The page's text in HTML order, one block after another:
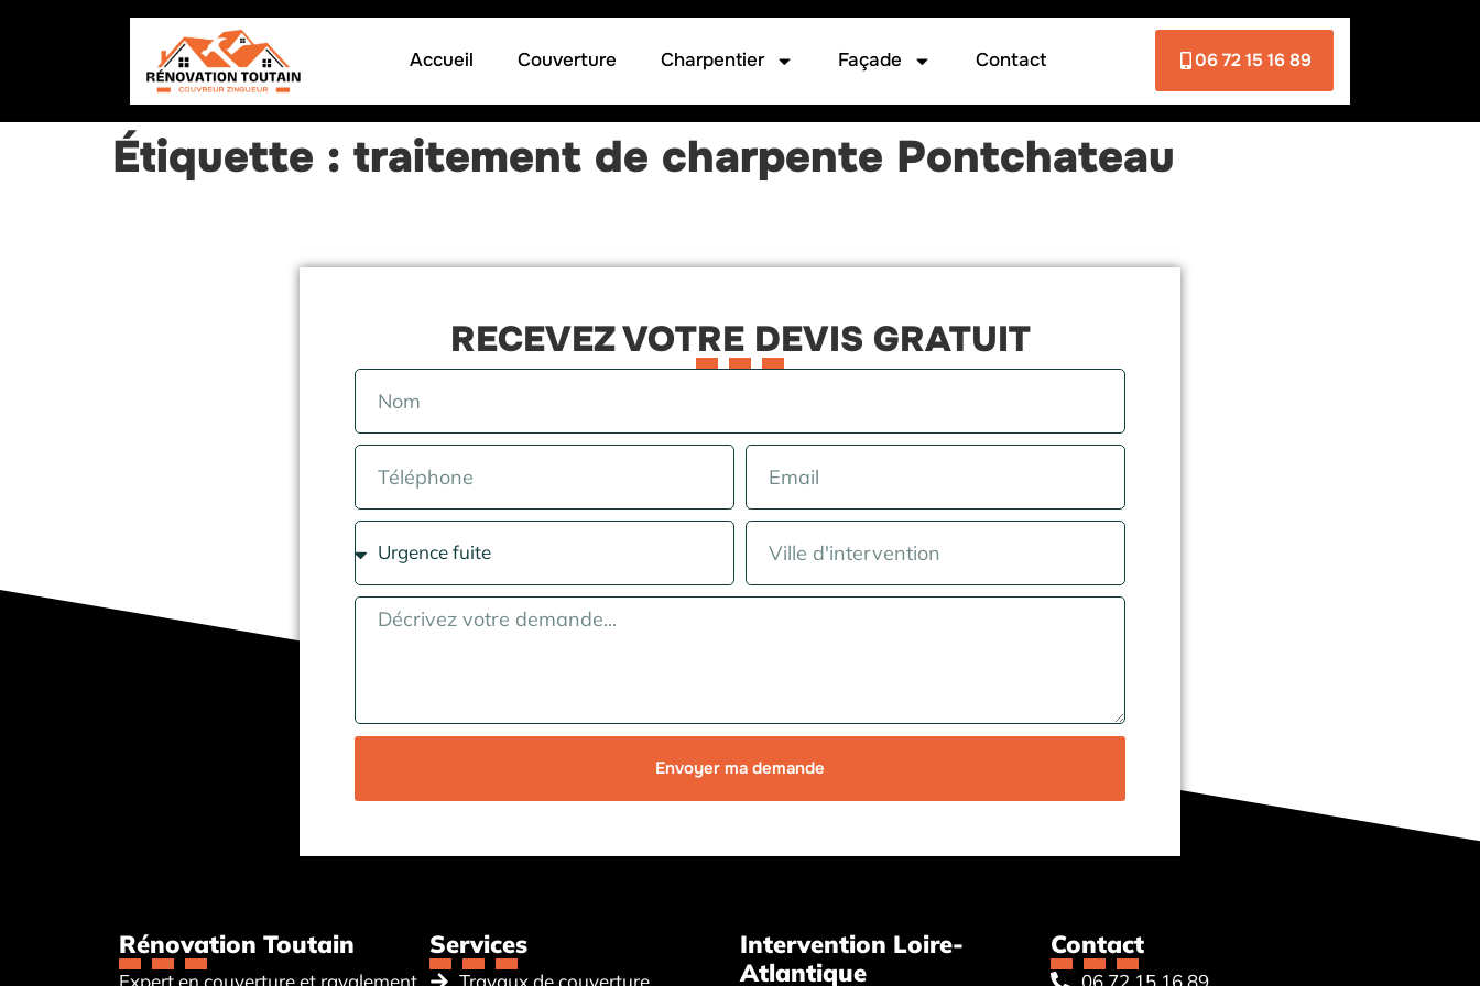
Accueil Couverture Charpentier Façade Contact 06 72 15 16 89
Étiquette : traitement de charpente Pontchateau
RECEVEZ VOTRE DEVIS GRATUIT
Envoyer ma demande
Rénovation Toutain
Expert en couverture et ravalement
Services
Travaux de couverture
Intervention Loire-
Atlantique
Contact
06 72 15 16 89